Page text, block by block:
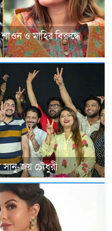
ও মাহির বিরুদ্ধে
সানু-জয় চৌধুরী